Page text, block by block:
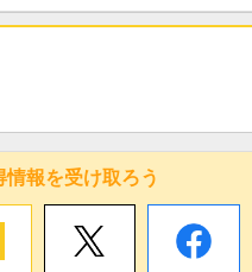
情報を受け取ろう